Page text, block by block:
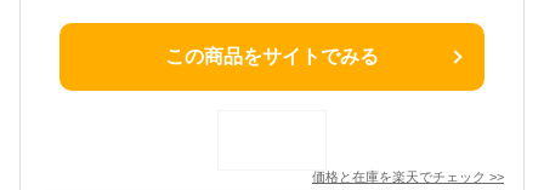
この商品をサイトでみる
価格と在庫を楽天でチェック >>